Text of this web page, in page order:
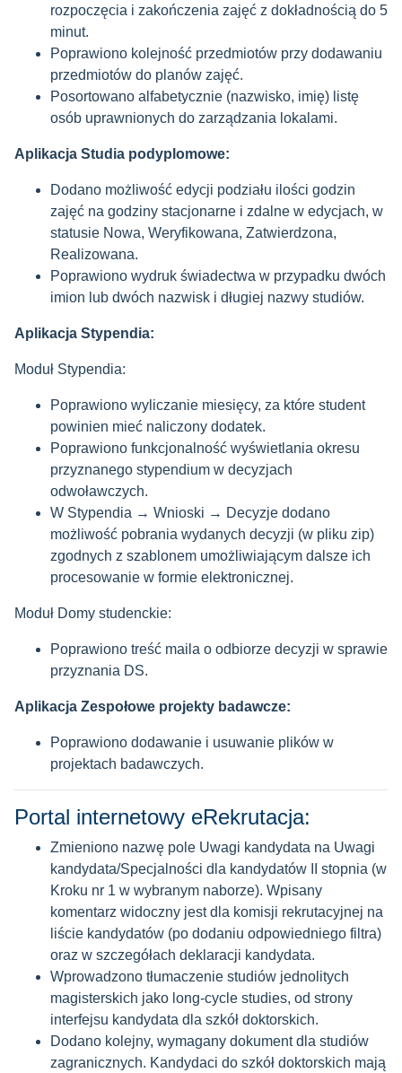
rozpoczęcia i zakończenia zajęć z dokładnością do 5
minut.
Poprawiono kolejność przedmiotów przy dodawaniu
przedmiotów do planów zajęć.
Posortowano alfabetycznie (nazwisko, imię) listę
osób uprawnionych do zarządzania lokalami.
Aplikacja Studia podyplomowe:
Dodano możliwość edycji podziału ilości godzin
zajęć na godziny stacjonarne i zdalne w edycjach, w
statusie Nowa, Weryfikowana, Zatwierdzona,
Realizowana.
Poprawiono wydruk świadectwa w przypadku dwóch
imion lub dwóch nazwisk i długiej nazwy studiów.
Aplikacja Stypendia:
Moduł Stypendia:
Poprawiono wyliczanie miesięcy, za które student
powinien mieć naliczony dodatek.
Poprawiono funkcjonalność wyświetlania okresu
przyznanego stypendium w decyzjach
odwoławczych.
W Stypendia → Wnioski → Decyzje dodano
możliwość pobrania wydanych decyzji (w pliku zip)
zgodnych z szablonem umożliwiającym dalsze ich
procesowanie w formie elektronicznej.
Moduł Domy studenckie:
Poprawiono treść maila o odbiorze decyzji w sprawie
przyznania DS.
Aplikacja Zespołowe projekty badawcze:
Poprawiono dodawanie i usuwanie plików w
projektach badawczych.
Portal internetowy eRekrutacja:
Zmieniono nazwę pole Uwagi kandydata na Uwagi
kandydata/Specjalności dla kandydatów II stopnia (w
Kroku nr 1 w wybranym naborze). Wpisany
komentarz widoczny jest dla komisji rekrutacyjnej na
liście kandydatów (po dodaniu odpowiedniego filtra)
oraz w szczegółach deklaracji kandydata.
Wprowadzono tłumaczenie studiów jednolitych
magisterskich jako long-cycle studies, od strony
interfejsu kandydata dla szkół doktorskich.
Dodano kolejny, wymagany dokument dla studiów
zagranicznych. Kandydaci do szkół doktorskich mają